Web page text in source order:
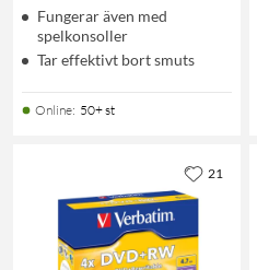
Fungerar även med
spelkonsoller
Tar effektivt bort smuts
Online: 50+ st
21